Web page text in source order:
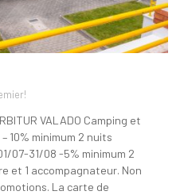
VALADO Camping et
10% minimum 2 nuits
07-31/08 -5% minimum 2
et 1 accompagnateur. Non
La carte de